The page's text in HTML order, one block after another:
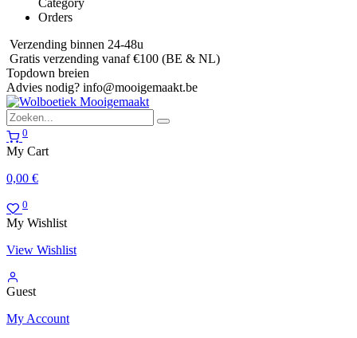
Category
Orders
Verzending binnen 24-48u
Gratis verzending vanaf €100 (BE & NL)
Topdown breien
Advies nodig? info@mooigemaakt.be
0
My Cart
0,00 €
0
My Wishlist
View Wishlist
Guest
My Account